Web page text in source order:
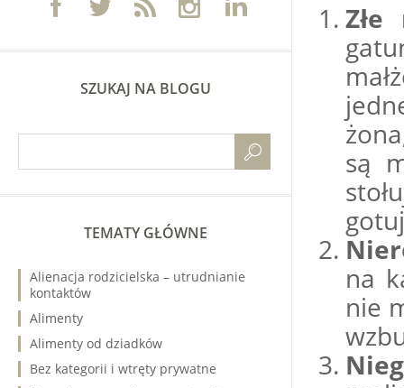
są
na
nie
SZUKAJ NA BLOGU
TEMATY GŁÓWNE
Alienacja rodzicielska – utrudnianie
kontaktów
Alimenty
Alimenty od dziadków
Bez kategorii i wtręty prywatne